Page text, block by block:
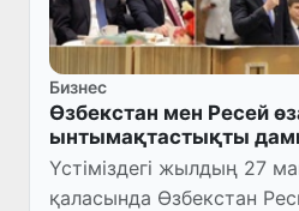
Бизнес
Өзбекстан мен Ресей
ынтымақтастықты
Үстіміздегі жылдың 27
қаласында Өзбекстан